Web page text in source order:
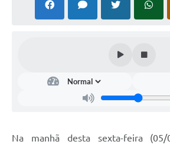
Na manhã desta sexta-feira